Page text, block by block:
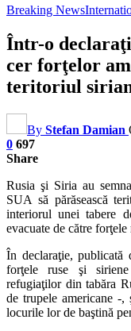
Breaking News
Într-o
cer forţelor
teritoriul
By Stefan Damian
0 697
Share
Rusia şi Siria au
SUA să părăsească
interiorul unei tabere
evacuate de către
În declaraţie,
forţele ruse şi
refugiaţilor din tabăra
de trupele americane -,
locurile lor de baştină